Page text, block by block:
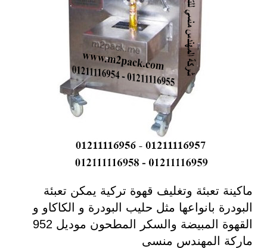
ماكينة تعبئة وتغليف قهوة تركية يمكن تعبئة
البودرة بانواعها مثل حليب البودرة و الكاكاو و
القهوة المبيضة والسكر المطحون موديل 952
ماركة المهندس منسى